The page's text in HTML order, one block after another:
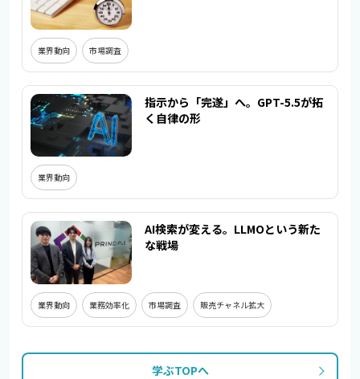
業界動向 市場調査
指示から「完遂」へ。GPT-5.5が拓
く自律の形
業界動向
AI検索が変える。LLMOという新た
な戦場
業界動向 業務効率化 市場調査 販売チャネル拡大
学ぶTOPへ